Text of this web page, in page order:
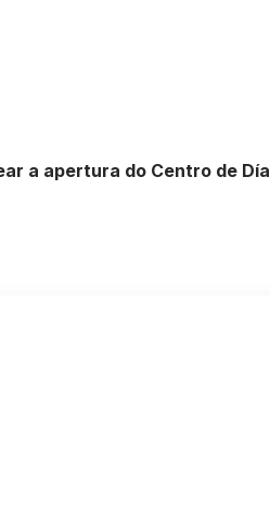
a apertura do Centro de Día